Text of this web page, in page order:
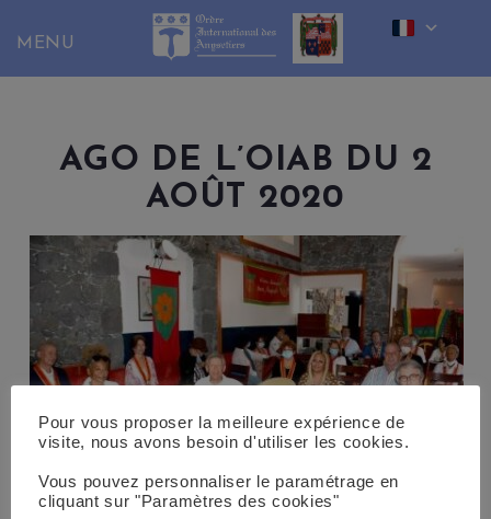
content
AGO DE L’OIAB DU 2
AOÛT 2020
Pour vous proposer la meilleure expérience de
visite, nous avons besoin d'utiliser les cookies.
Vous pouvez personnaliser le paramétrage en
cliquant sur "Paramètres des cookies"